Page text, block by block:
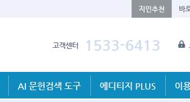
지인추천 바
고객센터 1533-6413
AI 문헌검색 도구 에디티지 PLUS 이